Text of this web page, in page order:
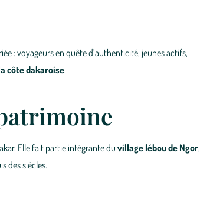
: voyageurs en quête d’authenticité, jeunes actifs,
côte dakaroise.
Elle fait partie intégrante duvillage lébou de Ngor,
des siècles.